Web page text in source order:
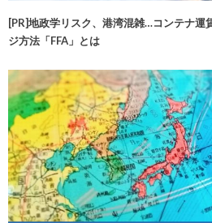
[PR]地政学リスク、港湾混雑…コンテナ運
ジ方法「FFA」とは